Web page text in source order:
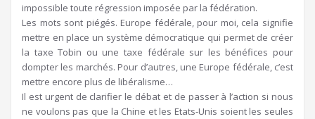
impossible toute régression imposée par la fédération.
Les mots sont piégés. Europe fédérale, pour moi, cela signifie
mettre en place un système démocratique qui permet de créer
la taxe Tobin ou une taxe fédérale sur les bénéfices pour
dompter les marchés. Pour d’autres, une Europe fédérale, c’est
mettre encore plus de libéralisme…
Il est urgent de clarifier le débat et de passer à l’action si nous
ne voulons pas que la Chine et les Etats-Unis soient les seules